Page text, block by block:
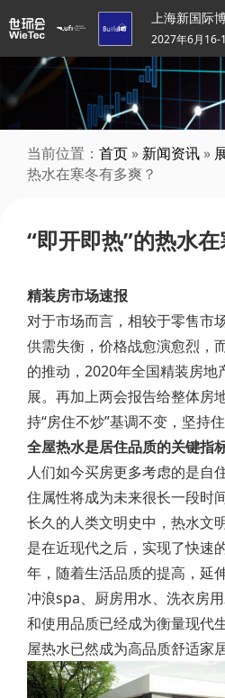
上海新国际
2027年6月16-
当前位置： 首页 » 新闻资讯 »
热水在寒冬有多爽？
“即开即热”的热水
精装房市场速报
对于市场而言，相较于零售市
供需失衡，价格战愈演愈烈，
的推动，2020年全国精装房地
展。再加上两会报告给整体房
持“房住不炒”基调不变，坚持
全屋热水是居住品质的关键指
人们如今买房更多考虑的是自
住属性将成为未来很长一段时
长久的人类文明史中，热水文
是在近现代之后，实现了快速
年，随着生活品质的提高，延
冲浪spa、厨房用水、洗衣房
和使用品质已经成为衡量现代
屋热水已然成为高品质舒适家